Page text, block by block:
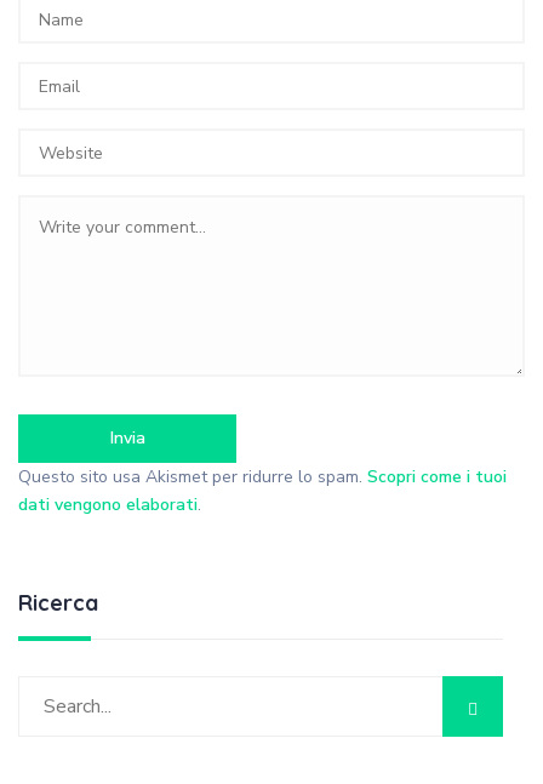
Questo sito usa Akismet per ridurre lo spam. Scopri come i tuoi
dati vengono elaborati.
Ricerca